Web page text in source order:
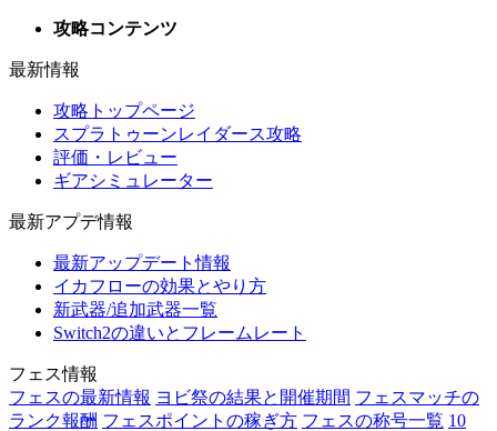
攻略コンテンツ
最新情報
攻略トップページ
スプラトゥーンレイダース攻略
評価・レビュー
ギアシミュレーター
最新アプデ情報
最新アップデート情報
イカフローの効果とやり方
新武器/追加武器一覧
Switch2の違いとフレームレート
フェス情報
フェスの最新情報 ヨビ祭の結果と開催期間 フェスマッチの
ランク報酬 フェスポイントの稼ぎ方 フェスの称号一覧 10